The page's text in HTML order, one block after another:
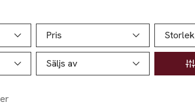
Pris Storlek
Säljs av